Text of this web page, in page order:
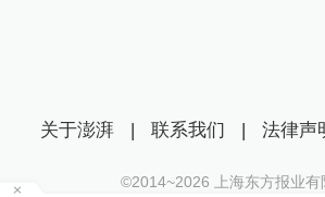
关于澎湃 | 联系我们 | 法律声
©2014~2026 上海东方报业有